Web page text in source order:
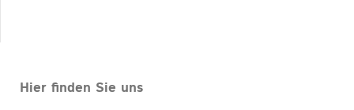
Hier finden Sie uns